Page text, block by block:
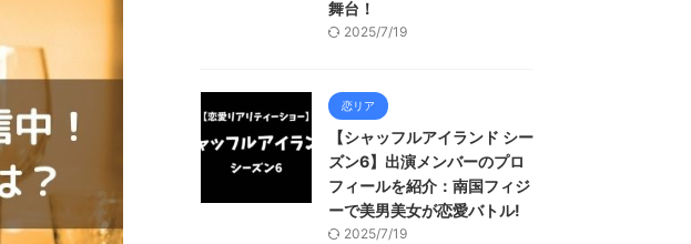
舞台！
2025/7/19
恋リア
【シャッフルアイランド シー
ズン6】出演メンバーのプロ
フィールを紹介：南国フィジ
ーで美男美女が恋愛バトル!
2025/7/19